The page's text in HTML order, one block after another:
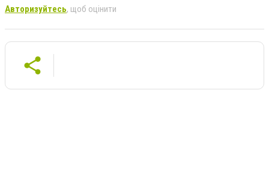
Авторизуйтесь, щоб оцінити